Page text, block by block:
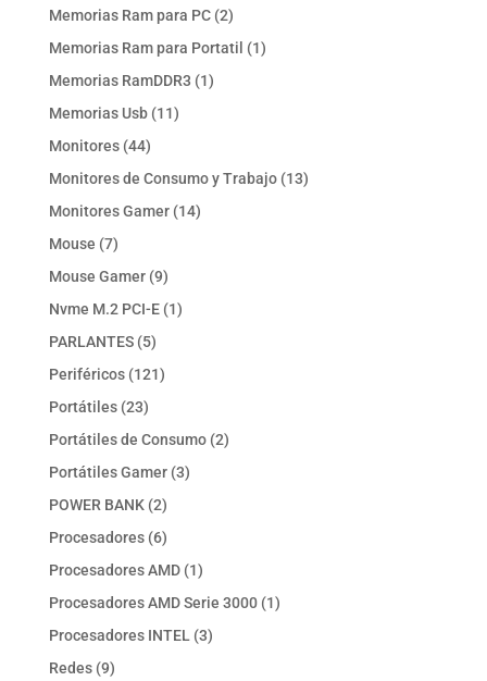
producto
Memorias Ram para PC 22
productos
Memorias Ram para Portatil 11
Memorias RamDDR3 11
Memorias Usb 1111
Monitores 4444
productos
Monitores de Consumo y Trabajo 1313
Monitores Gamer 1414
Mouse 77
productos
Mouse Gamer 99
productos
Nvme M.2 PCI-E 11
PARLANTES 55
productos
Periféricos 121121
Portátiles 2323
productos
Portátiles de Consumo 22
Portátiles Gamer 33
POWER BANK 22
productos
Procesadores 66
productos
Procesadores AMD 11
producto
Procesadores AMD Serie 3000 11
Procesadores INTEL 33
Redes 99